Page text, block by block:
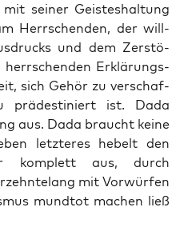
sei­ner Geis­tes­hal­tung
Herr­schen­den, der will­
und dem Zer­stö­
herr­schen­den Erklä­rungs­
sich Gehör zu ver­schaf­
prä­de­sti­niert ist. Dada
aus. Dada braucht kei­ne
letz­te­res hebelt den
kom­plett aus, durch
mit Vor­wür­fen
mund­tot machen ließ